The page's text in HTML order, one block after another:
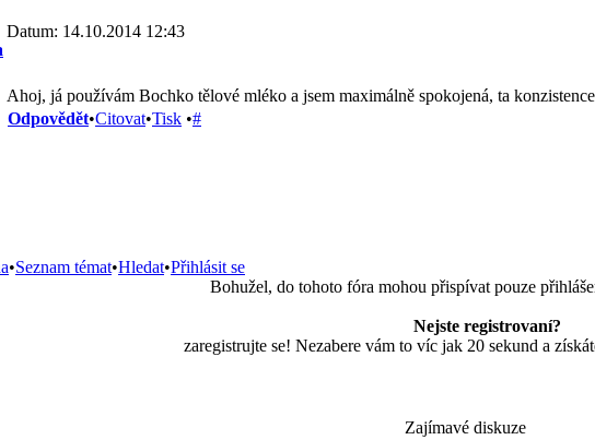
Datum: 14.10.2014 12:43
Ahoj, já používám Bochko tělové mléko a jsem maximálně spokojená, ta
Odpovědět•Citovat•Tisk •#
•Seznam témat•Hledat•Přihlásit se
Bohužel, do tohoto fóra mohou přispívat pouze
Nejste registrovaní?
zaregistrujte se! Nezabere vám to víc jak 20 sekund a
Zajímavé diskuze